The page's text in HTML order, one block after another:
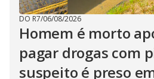
DO R7/06/08/2026
Homem é morto
pagar drogas com
suspeito é preso